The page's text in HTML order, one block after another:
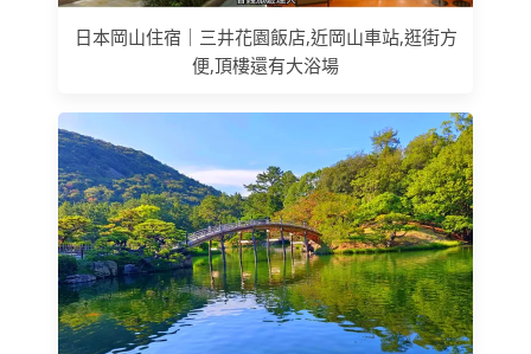
日本岡山住宿｜三井花園飯店,近岡山車站,逛街方
便,頂樓還有大浴場